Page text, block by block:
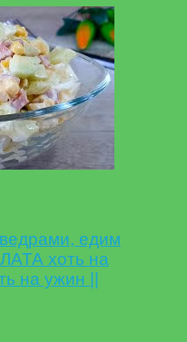
едим
хоть на
на ужин ||